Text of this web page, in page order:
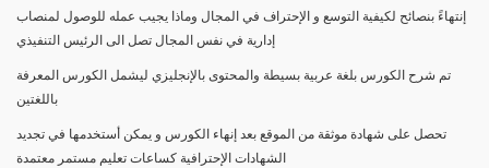
إنتهاءً بنصائح لكيفية التوسع و الإحتراف في المجال وماذا يجيب عمله للوصول لمنصاب
إدارية في نفس المجال تصل الى الرئيس التنفيذي
تم شرح الكورس بلغة عربية بسيطة والمحتوى بالإنجليزي ليشمل الكورس المعرفة
باللغتين
تحصل على شهادة موثقة من الموقع بعد إنهاء الكورس و يمكن أستخدمها في تجديد
الشهادات الإحترافية كساعات تعليم مستمر معتمدة